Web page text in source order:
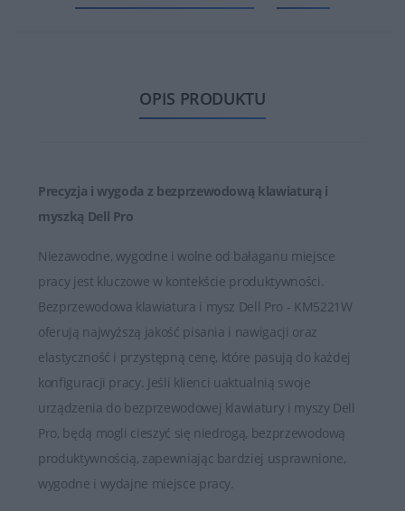
OPIS PRODUKTU
Precyzja i wygoda z bezprzewodową klawiaturą i
myszką Dell Pro
Niezawodne, wygodne i wolne od bałaganu miejsce
pracy jest kluczowe w kontekście produktywności.
Bezprzewodowa klawiatura i mysz Dell Pro - KM5221W
oferują najwyższą jakość pisania i nawigacji oraz
elastyczność i przystępną cenę, które pasują do każdej
konfiguracji pracy. Jeśli klienci uaktualnią swoje
urządzenia do bezprzewodowej klawiatury i myszy Dell
Pro, będą mogli cieszyć się niedrogą, bezprzewodową
produktywnością, zapewniając bardziej usprawnione,
wygodne i wydajne miejsce pracy.